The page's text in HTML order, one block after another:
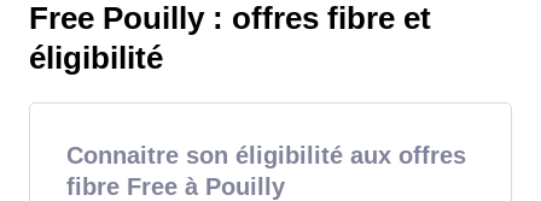
Free Pouilly : offres fibre et
éligibilité
Connaitre son éligibilité aux offres
fibre Free à Pouilly